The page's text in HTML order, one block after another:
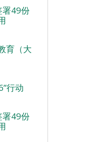
署49份
育（大
行动
署49份